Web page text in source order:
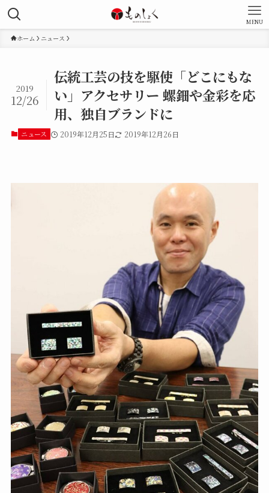
MENU
ホーム ニュース
伝統工芸の技を駆使「どこにもな
い」アクセサリー 螺鈿や金彩を応
用、独自ブランドに
2019
12/26
ニュース 2019年12月25日 2019年12月26日